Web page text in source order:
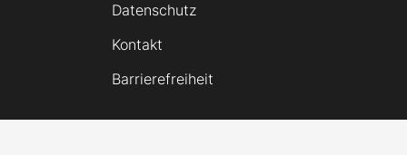
Datenschutz
Kontakt
Barrierefreiheit